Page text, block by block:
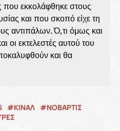
εκκολάφθηκε στους
και που σκοπό είχε τη
αντιπάλων. Ό,τι όμως και
οι εκτελεστές αυτού του
και θα
ΚΙΝΑΛ
ΝΟΒΑΡΤΙΣ